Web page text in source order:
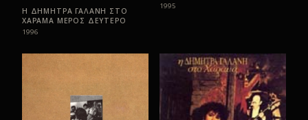
Η ΔΗΜΗΤΡΑ ΓΑΛΑΝΗ ΣΤΟ
ΧΑΡΑΜΑ ΜΕΡΟΣ ΔΕΥΤΕΡΟ
1996
1995